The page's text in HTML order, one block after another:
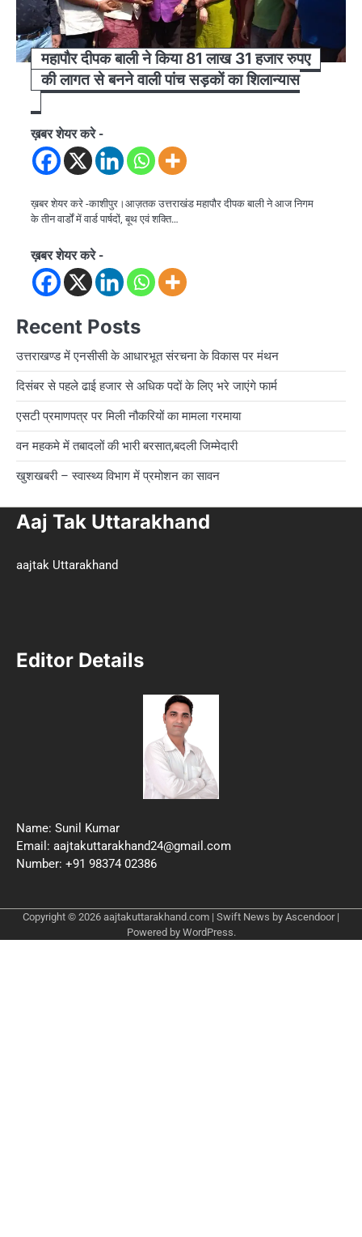
महापौर दीपक बाली ने किया 81 लाख 31 हजार रुपए
की लागत से बनने वाली पांच सड़कों का शिलान्यास
ख़बर शेयर करे -
ख़बर शेयर करे -काशीपुर।आज़तक उत्तराखंड महापौर दीपक बाली ने आज निगम
के तीन वार्डों में वार्ड पार्षदों, बूथ एवं शक्ति…
ख़बर शेयर करे -
Recent Posts
उत्तराखण्ड में एनसीसी के आधारभूत संरचना के विकास पर मंथन
दिसंबर से पहले ढाई हजार से अधिक पदों के लिए भरे जाएंगे फार्म
एसटी प्रमाणपत्र पर मिली नौकरियों का मामला गरमाया
वन महकमे में तबादलों की भारी बरसात,बदली जिम्मेदारी
खुशखबरी – स्वास्थ्य विभाग में प्रमोशन का सावन
Aaj Tak Uttarakhand
aajtak Uttarakhand
Editor Details
Name: Sunil Kumar
Email: aajtakuttarakhand24@gmail.com
Number: +91 98374 02386
Copyright © 2026 aajtakuttarakhand.com | Swift News by Ascendoor|
Powered by WordPress.